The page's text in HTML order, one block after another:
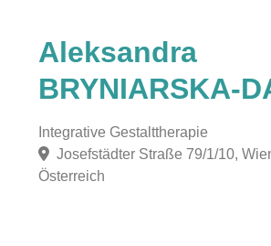
Aleksandra
BRYNIARSKA-
Integrative Gestalttherapie
Josefstädter Straße 79/1/10,
Österreich